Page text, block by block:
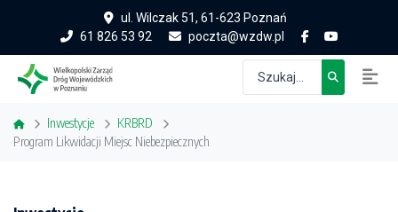
ul. Wilczak 51, 61-623 Poznań
61 826 53 92
poczta@wzdw.pl
Inwestycje
KRBRD
Program Likwidacji Miejsc Niebezpiecznych